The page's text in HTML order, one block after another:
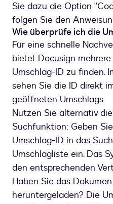
Sie dazu die Option
folgen Sie den
Wie überprüfe ich die
Für eine schnelle
bietet Docusign
Umschlag-ID zu finden.
sehen Sie die ID direkt
geöffneten Umschlags.
Nutzen Sie alternativ
Suchfunktion: Geben
Umschlag-ID in das
Umschlagliste ein. Das
den entsprechenden
Haben Sie das
heruntergeladen? Die